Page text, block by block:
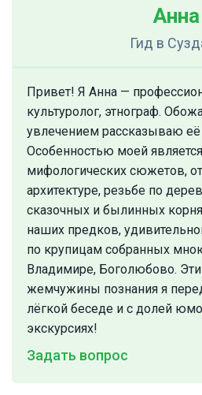
Анна
Гид в
Привет! Я Анна —
культуролог, этнограф.
увлечением рассказываю
Особенностью моей
мифологических сюжетов,
архитектуре, резьбе по
сказочных и былинных
наших предков,
по крупицам собранных
Владимире, Боголюбово.
жемчужины познания я
лёгкой беседе и с долей
экскурсиях!
Задать вопрос